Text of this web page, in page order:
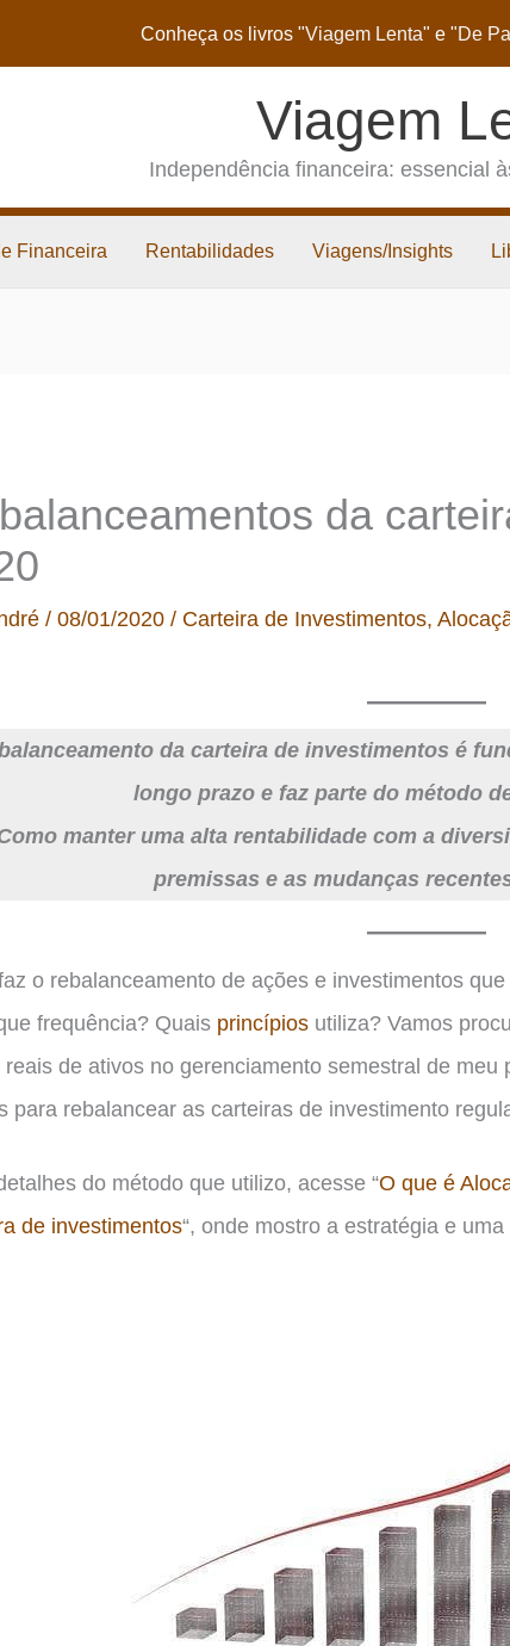
Conheça os livros "Viagem Lenta" e "De
Viagem
Independência financeira: essencial
Financeira Rentabilidades Viagens/Insights
da
/08/01/2020/ Carteira de Investimentos,
da carteira de investimentos é
longo prazo e faz parte do método
manter uma alta rentabilidade com a
premissas e as mudanças
o rebalanceamento de ações e investimentos
frequência? Quais princípios utiliza? Vamos
reais de ativos no gerenciamento semestral de
para rebalancear as carteiras de investimento
do método que utilizo, acesse “O que é
de investimentos“, onde mostro a estratégia e